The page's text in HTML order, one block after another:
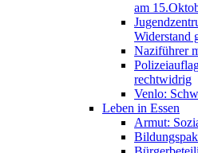
am
Widerstand
Naziführer
rechtwidrig
Venlo:
Leben in Essen
Armut: